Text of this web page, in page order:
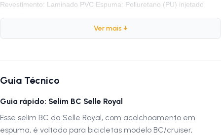
Revestimento: Laminado PVC Espuma: Poliuretano (PU) injetado
Indicação: Bicicletas de passeio e urbanas Cor: Preto com detalhes
sutis Conforto: Macio e ergonômico Siga-nos no Instagram:
Ver mais ↓
Guia Técnico
Guia rápido: Selim BC Selle Royal
Esse selim BC da Selle Royal, com acolchoamento em
espuma, é voltado para bicicletas modelo BC/cruiser,